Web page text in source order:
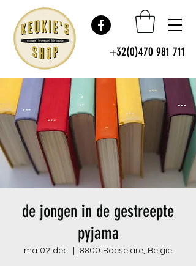
+32(0)470 981 711
de jongen in de gestreepte
pyjama
ma 02 dec
  |
8800 Roeselare, België